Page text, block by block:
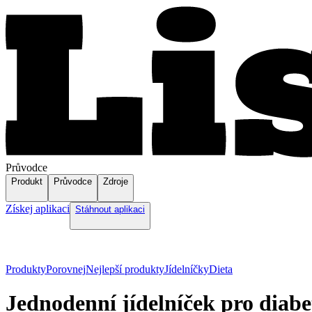
Průvodce
Produkt Průvodce Zdroje
Získej aplikaci Stáhnout aplikaci
ProduktyPorovnejNejlepší produktyJídelníčkyDieta
Jednodenní jídelníček pro